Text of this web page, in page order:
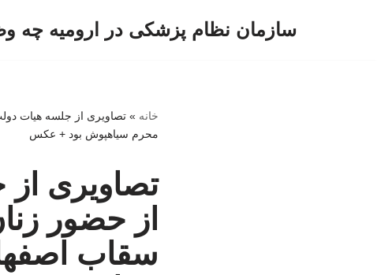
سازمان نظام پزشکی در ارومیه چه
خانه »تصاویری از جلسه هیات
محرم سیاهپوش بود + عکس
تصاویری
از حضور
سقاب